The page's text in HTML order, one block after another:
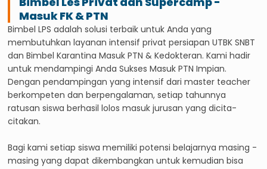
Masuk FK & PTN
Bimbel LPS adalah solusi terbaik untuk Anda yang
membutuhkan layanan intensif privat persiapan UTBK SNBT
dan Bimbel Karantina Masuk PTN & Kedokteran. Kami hadir
untuk mendampingi Anda Sukses Masuk PTN Impian.
Dengan pendampingan yang intensif dari master teacher
berkompeten dan berpengalaman, setiap tahunnya
ratusan siswa berhasil lolos masuk jurusan yang dicita-
citakan.
Bagi kami setiap siswa memiliki potensi belajarnya masing -
masing yang dapat dikembangkan untuk kemudian bisa